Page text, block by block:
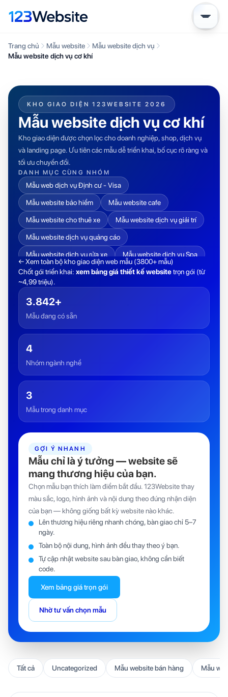
Trang chủ Mẫu website
Mẫu website dịch vụ
Mẫu website dịch vụ cơ khí
KHO GIAO DIỆN 123WEBSITE 2026
Mẫu website dịch vụ cơ khí
Kho giao diện được chọn lọc cho doanh nghiệp, shop, dịch vụ
và landing page. Ưu tiên các mẫu dễ triển khai, bố cục rõ ràng và
tối ưu chuyển đổi.
DANH MỤC CÙNG NHÓM
Mẫu web dịch vụ Định cư - Visa
Mẫu website bảo hiểm Mẫu website cafe
Mẫu website cho thuê xe Mẫu website dịch vụ giải trí
Mẫu website dịch vụ quảng cáo
Mẫu website dịch vụ rửa xe Mẫu website dịch vụ Spa
Mẫu website dịch vụ sửa chữa thiết bị công nghệ
Mẫu website dịch vụ sửa chữa thiết bị gia dụng
Mẫu website dịch vụ sửa xe
Mẫu website gia sư
Mẫu website khách sạn Mẫu website Luật
Mẫu website Năng lượng mặt trời
Mẫu website nhà hàng
Mẫu website thiết kế nội thất
Mẫu website thiết kế xây dựng Mẫu website thú cưng
Mẫu website tín dụng Mẫu website trung tâm yoga
Mẫu website tư vấn
Mẫu website tư vấn tài chính-du học Mẫu website y tế
← Xem toàn bộ kho giao diện web mẫu (3800+ mẫu)
Chốt gói triển khai: xem bảng giá thiết kế websitetrọn gói (từ
~4,99 triệu).
3.842+
Mẫu đang có sẵn
4
Nhóm ngành nghề
3
Mẫu trong danh mục
GỢI Ý NHANH
Mẫu chỉ là ý tưởng — website sẽ
mang thương hiệu của bạn.
Chọn mẫu bạn thích làm điểm bắt đầu. 123Website thay
màu sắc, logo, hình ảnh và nội dung theo đúng nhận diện
của bạn — không giống bất kỳ website nào khác.
Lên thương hiệu riêng nhanh chóng, bàn giao chỉ 5–7
ngày.
Toàn bộ nội dung, hình ảnh đều thay theo ý bạn.
Tự cập nhật website sau bàn giao, không cần biết
code.
Xem bảng giá trọn gói
Nhờ tư vấn chọn mẫu
Tất cả Uncategorized Mẫu website bán hàng Mẫu